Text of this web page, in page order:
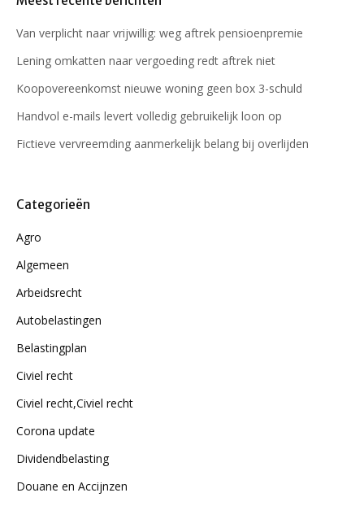
Van verplicht naar vrijwillig: weg aftrek pensioenpremie
Lening omkatten naar vergoeding redt aftrek niet
Koopovereenkomst nieuwe woning geen box 3-schuld
Handvol e-mails levert volledig gebruikelijk loon op
Fictieve vervreemding aanmerkelijk belang bij overlijden
Categorieën
Agro
Algemeen
Arbeidsrecht
Autobelastingen
Belastingplan
Civiel recht
Civiel recht,Civiel recht
Corona update
Dividendbelasting
Douane en Accijnzen